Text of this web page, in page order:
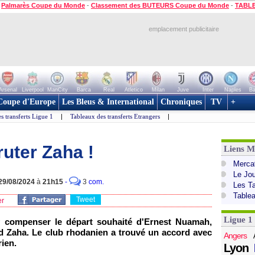
Palmarès Coupe du Monde - Classement des BUTEURS Coupe du Monde -
emplacement publicitaire
Liverpool ManCity Barca Real Atletico Milan Juve Inter Naples
d'Europe Les Bleus & International Chroniques TV +
transferts Ligue 1 | Tableaux des transferts Etrangers |
Zaha !
08/2024 à 21h15 - 3 com.
Tweet
le départ souhaité d'Ernest Nuamah,
Zaha. Le club rhodanien a trouvé un accord avec
Liens
Le
Les
Ligue 1
Angers
Lyon